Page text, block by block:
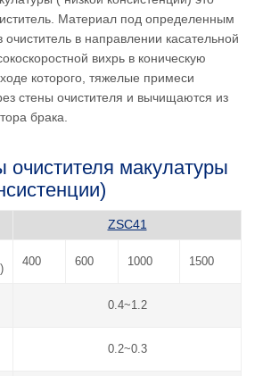
Материал под определенным
в направлении касательной
вихрь в коническую
которого, тяжелые примеси
стены очистителя и вычищаются из
брака.
очистителя макулатуры
ZSC41
400 600 1000 1500
0.4~1.2
0.2~0.3